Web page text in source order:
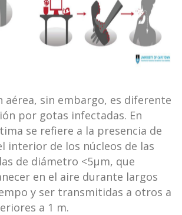
aérea, sin embargo, es diferente
por gotas infectadas. En
se refiere a la presencia de
interior de los núcleos de las
de diámetro <5μm, que
en el aire durante largos
y ser transmitidas a otros a
a 1 m.